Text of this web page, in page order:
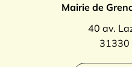
Mairie de
40 av.
31330